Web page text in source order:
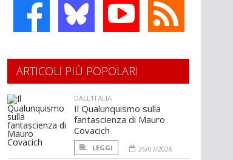
ARTICOLI PIÙ POPOLARI
DALL'ITALIA
Il Qualunquismo sulla
fantascienza di Mauro
Covacich
LEGGI
26/07/2026